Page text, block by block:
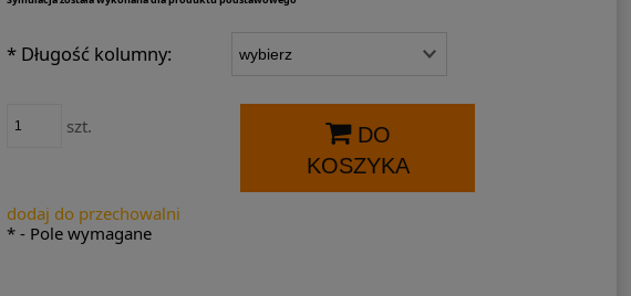
*Długość kolumny:
szt.
DO
KOSZYKA
dodaj do przechowalni
*- Pole wymagane